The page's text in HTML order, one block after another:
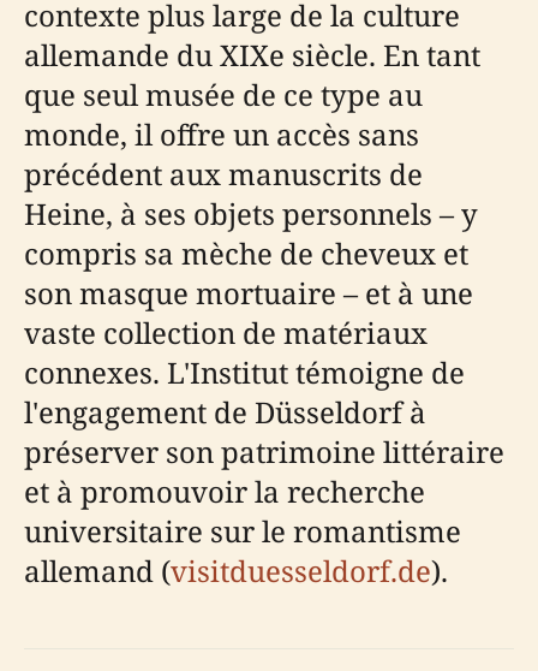
contexte plus large de la culture
allemande du XIXe siècle. En tant
que seul musée de ce type au
monde, il offre un accès sans
précédent aux manuscrits de
Heine, à ses objets personnels – y
compris sa mèche de cheveux et
son masque mortuaire – et à une
vaste collection de matériaux
connexes. L'Institut témoigne de
l'engagement de Düsseldorf à
préserver son patrimoine littéraire
et à promouvoir la recherche
universitaire sur le romantisme
allemand (visitduesseldorf.de).